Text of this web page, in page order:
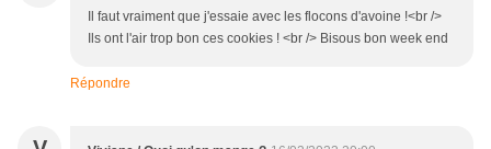
Il faut vraiment que j'essaie avec les flocons d'avoine !<br />
Ils ont l'air trop bon ces cookies ! <br /> Bisous bon week end
Répondre